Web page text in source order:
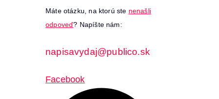
Máte otázku, na ktorú ste nenašli
odpoveď? Napíšte nám:
napisavydaj@publico.sk
Facebook